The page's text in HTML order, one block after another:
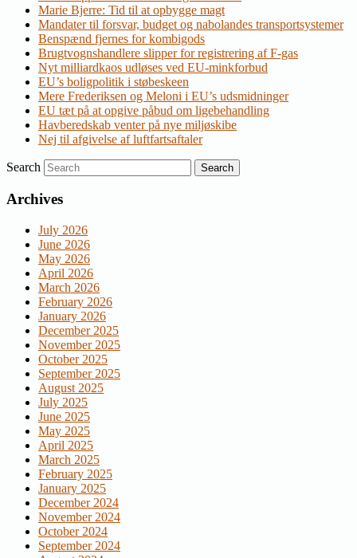
Marie Bjerre: Tid til at opbygge magt
Mandater til forsvar, budget og nabolandes transportsystemer
Benspænd fjernes for kombigods
Brugtvognshandlere slipper for registrering af F-gas
Nyt milliardkaos udløses ved EU-minkforbud
EU’s boligpolitik i støbeskeen
Mere Frederiksen og Meloni i EU’s udsmidninger
EU tæt på at opgive påbud om ligebehandling
Havberedskab venter på nye miljøskibe
Nej til afgivelse af luftfartsaftaler
Search
Archives
July 2026
June 2026
May 2026
April 2026
March 2026
February 2026
January 2026
December 2025
November 2025
October 2025
September 2025
August 2025
July 2025
June 2025
May 2025
April 2025
March 2025
February 2025
January 2025
December 2024
November 2024
October 2024
September 2024